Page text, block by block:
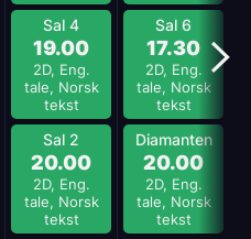
Sal 4
19.00
2D, Eng.
tale, Norsk
tekst
Sal 2
20.00
2D, Eng.
tale, Norsk
tekst
Sal 6
17.30
2D, Eng.
tale, Norsk
tekst
Diamanten
20.00
2D, Eng.
tale, Norsk
tekst